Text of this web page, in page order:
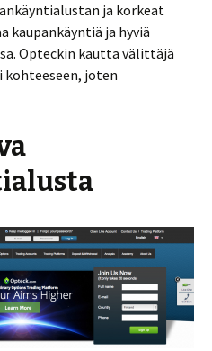
ja korkeat
kaupankäyntiä ja hyviä
Opteckin kautta välittäjä
kohteeseen, joten